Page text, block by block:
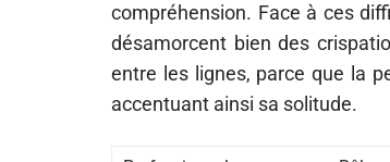
compréhension. Face à ces
désamorcent bien des
entre les lignes, parce que la
accentuant ainsi sa solitude.